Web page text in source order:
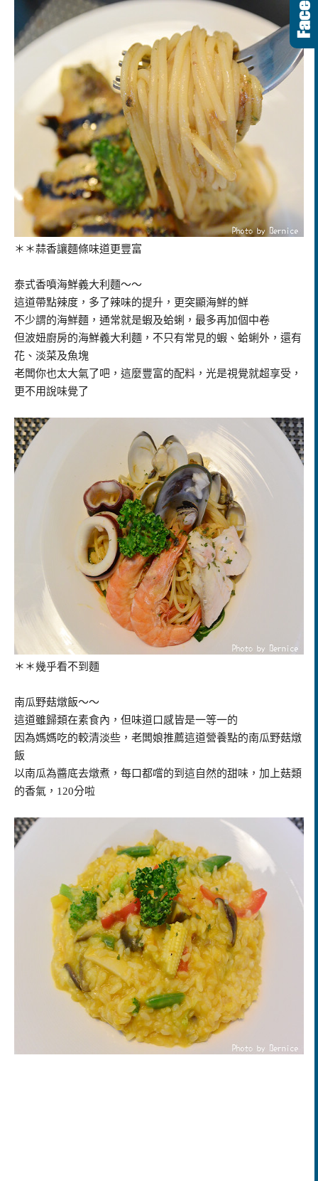
＊＊蒜香讓麵條味道更豐富
泰式香噴海鮮義大利麵～～
這道帶點辣度，多了辣味的提升，更突顯海鮮的鮮
不少謂的海鮮麵，通常就是蝦及蛤蜊，最多再加個中卷
但波妞廚房的海鮮義大利麵，不只有常見的蝦、蛤蜊外，還有
花、淡菜及魚塊
老闆你也太大氣了吧，這麼豐富的配料，光是視覺就超享受，
更不用說味覺了
＊＊幾乎看不到麵
南瓜野菇燉飯～～
這道雖歸類在素食內，但味道口感皆是一等一的
因為媽媽吃的較清淡些，老闆娘推薦這道營養點的南瓜野菇燉
飯
以南瓜為醬底去燉煮，每口都嚐的到這自然的甜味，加上菇類
的香氣，120分啦